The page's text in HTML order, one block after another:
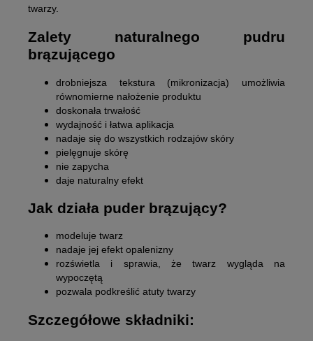
twarzy.
Zalety naturalnego pudru
brązującego
drobniejsza tekstura (mikronizacja) umożliwia
równomierne nałożenie produktu
doskonała trwałość
wydajność i łatwa aplikacja
nadaje się do wszystkich rodzajów skóry
pielęgnuje skórę
nie zapycha
daje naturalny efekt
Jak działa puder brązujący?
modeluje twarz
nadaje jej efekt opalenizny
rozświetla i sprawia, że twarz wygląda na
wypoczętą
pozwala podkreślić atuty twarzy
Szczegółowe składniki: